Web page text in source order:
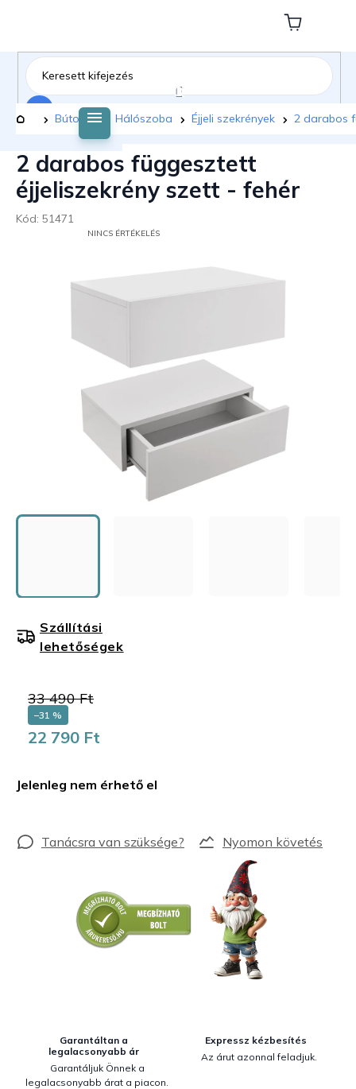
tartalomhoz
Kosár
Kezdőlap
Bútorok Hálószoba Éjjeli szekrények 2 darabos
2 darabos függesztett
éjjeliszekrény szett - fehér
Kód: 51471
NINCS ÉRTÉKELÉS
33 490 Ft
–31 %
22 790 Ft
Jelenleg nem érhető el
Szállítási
lehetőségek
Nyomon követés
Garantáltan a
legalacsonyabb ár
Garantáljuk Önnek a
legalacsonyabb árat a piacon.
Expressz kézbesítés
Az árut azonnal feladjuk.